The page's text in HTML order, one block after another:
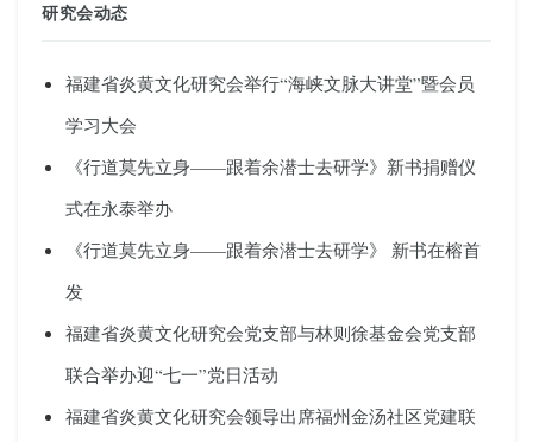
研究会动态
福建省炎黄文化研究会举行“海峡文脉大讲堂”暨会员
学习大会
《行道莫先立身——跟着余潜士去研学》新书捐赠仪
式在永泰举办
《行道莫先立身——跟着余潜士去研学》 新书在榕首
发
福建省炎黄文化研究会党支部与林则徐基金会党支部
联合举办迎“七一”党日活动
福建省炎黄文化研究会领导出席福州金汤社区党建联